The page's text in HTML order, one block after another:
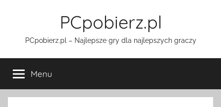
PCpobierz.pl
PCpobierz.pl – Najlepsze gry dla najlepszych graczy
Menu